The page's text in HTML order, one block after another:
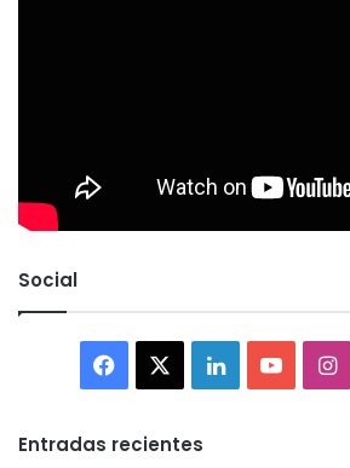
Social
Facebook LinkedIn
Entradas recientes